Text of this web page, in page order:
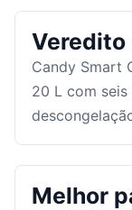
Veredito
Candy Smart
20 L com
Melhor